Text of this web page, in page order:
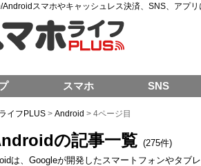
Androidスマホやキャッシュレス決済、SNS、アプ
イフPLUS > Android > 4ページ目
の記事一覧 (275件)
は、Googleが開発したスマートフォンやタブ
スマホ SNS